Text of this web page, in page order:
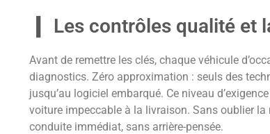
Les contrôles qualité et
Avant de remettre les clés, chaque véhicule
diagnostics. Zéro approximation : seuls des
jusqu’au logiciel embarqué. Ce niveau
voiture impeccable à la livraison. Sans oublier
conduite immédiat, sans arrière-pensée.